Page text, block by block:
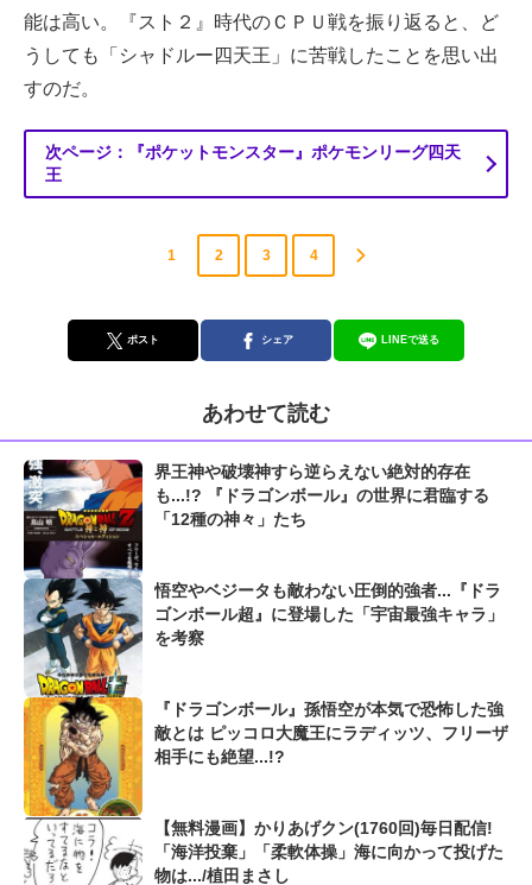
能は高い。『スト２』時代のＣＰＵ戦を振り返ると、ど
うしても「シャドルー四天王」に苦戦したことを思い出
すのだ。
次ページ：『ポケットモンスター』ポケモンリーグ四天
王
1 2 3 4
ポスト シェア LINEで送る
あわせて読む
界王神や破壊神すら逆らえない絶対的存在
も...!? 『ドラゴンボール』の世界に君臨する
「12種の神々」たち
悟空やベジータも敵わない圧倒的強者...『ドラ
ゴンボール超』に登場した「宇宙最強キャラ」
を考察
『ドラゴンボール』孫悟空が本気で恐怖した強
敵とは ピッコロ大魔王にラディッツ、フリーザ
相手にも絶望...!?
【無料漫画】かりあげクン(1760回)毎日配信!
「海洋投棄」「柔軟体操」海に向かって投げた
物は.../植田まさし